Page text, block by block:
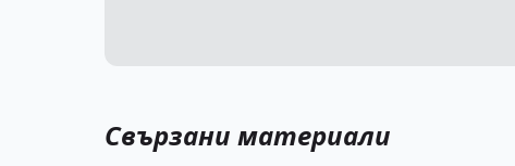
Свързани материали